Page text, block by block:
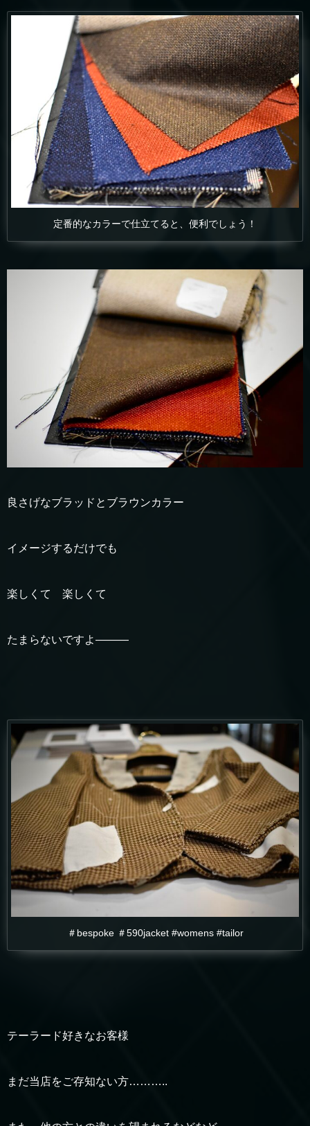
定番的なカラーで仕立てると、便利でしょう！
良さげなブラッドとブラウンカラー
イメージするだけでも
楽しくて 楽しくて
たまらないですよ———
＃bespoke ＃590jacket #womens #tailor
テーラード好きなお客様
まだ当店をご存知ない方………..